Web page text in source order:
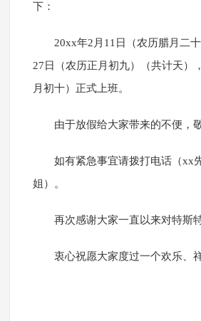
下：
20xx年2月11日（农历腊月二
27日（农历正月初九）（共计天）
月初十）正式上班。
由于放假给大家带来的不便，
如有紧急事宜请拨打电话（xx
姐）。
再次感谢大家一直以来对特斯
衷心祝愿大家度过一个欢乐、